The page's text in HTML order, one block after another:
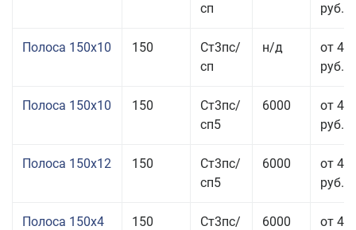
сп
руб.
Полоса 150x10 150
Ст3пс/
сп
н/д
от 43
руб.
Полоса 150x10 150
Ст3пс/
сп5
6000
от 43
руб.
Полоса 150x12 150
Ст3пс/
сп5
6000
от 45
руб.
Полоса 150x4 150
Ст3пс/
6000
от 46